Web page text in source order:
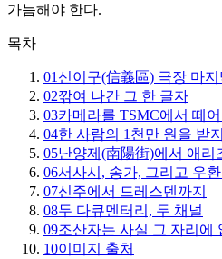
가늠해야 한다.
목차
01 신이구(信義區) 극장 마
02깎여 나간 그 한 글자
03카메라를 TSMC에서 떼
04한 사람의 1천만 원을 받
05난양제(南陽街)에서 애리
06서사시, 송가, 그리고 우
07신주에서 드레스덴까지
08두 다큐멘터리, 두 채널
09조산자는 사실 그 자리에
10이미지 출처